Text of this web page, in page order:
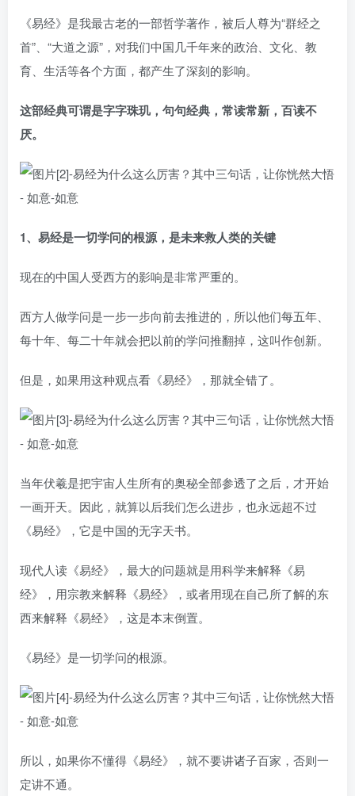
《易经》是我最古老的一部哲学著作，被后人尊为“群经之
首”、“大道之源”，对我们中国几千年来的政治、文化、教
育、生活等各个方面，都产生了深刻的影响。
这部经典可谓是字字珠玑，句句经典，常读常新，百读不
厌。
1、易经是一切学问的根源，是未来救人类的关键
现在的中国人受西方的影响是非常严重的。
西方人做学问是一步一步向前去推进的，所以他们每五年、
每十年、每二十年就会把以前的学问推翻掉，这叫作创新。
但是，如果用这种观点看《易经》，那就全错了。
当年伏羲是把宇宙人生所有的奥秘全部参透了之后，才开始
一画开天。因此，就算以后我们怎么进步，也永远超不过
《易经》，它是中国的无字天书。
现代人读《易经》，最大的问题就是用科学来解释《易
经》，用宗教来解释《易经》，或者用现在自己所了解的东
西来解释《易经》，这是本末倒置。
《易经》是一切学问的根源。
所以，如果你不懂得《易经》，就不要讲诸子百家，否则一
定讲不通。